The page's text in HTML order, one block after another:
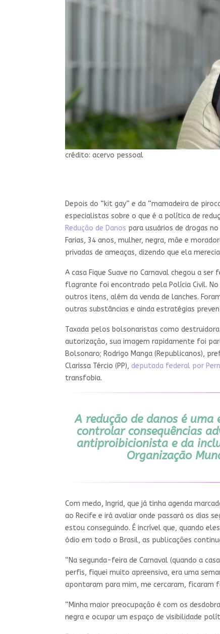
crédito: acervo pessoal
Depois do “kit gay” e da “mamadeira de
especialistas sobre o que é a política de
Redução de Danos para usuários de drogas
Farias, 34 anos, mulher, negra, mãe e
privadas de ameaças, dizendo que ela
A casa Fique Suave no Carnaval chegou a
flagrante foi encontrado pela Polícia Civil.
outros itens, além da venda de lanches.
outras substâncias e ainda estratégias
Taxada pelos bolsonaristas como
autorização, sua imagem rapidamente foi
Bolsonaro; Rodrigo Manga (Republicanos),
Clarissa Tércio (PP), deputada federal por
transfobia.
A redução de danos é
controlar consequências
antiproibicionista e da
Organização
Com medo, Ingrid, que já tinha agenda
ao Recife e irá avaliar onde passará os dias
estou conseguindo. É incrível que, quando
ódio em todo o Brasil, as publicações
“Na segunda-feira de Carnaval (quando a
perfis, fiquei muito apreensiva, era uma
apontaram para mim, me cercaram, ficaram
“Minha maior preocupação é com os
negra e ocupar um espaço de visibilidade